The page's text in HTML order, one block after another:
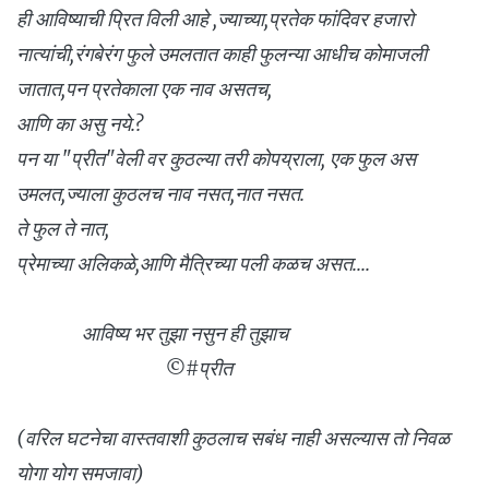
ही आविष्याची प्रित विली आहे ,ज्याच्या,प्रतेक फांदिवर हजारो
नात्यांची,रंगबेरंग फुले उमलतात काही फुलन्या आधीच कोमाजली
जातात,पन प्रतेकाला एक नाव असतच,
आणि का असु नये.?
पन या "प्रीत"वेली वर कुठल्या तरी कोपय्राला, एक फुल अस
उमलत,ज्याला कुठलच नाव नसत,नात नसत.
ते फुल ते नात,
प्रेमाच्या अलिकळे,आणि मैत्रिच्या पली कळच असत....
आविष्य भर तुझा नसुन ही तुझाच
©#प्रीत
(वरिल घटनेचा वास्तवाशी कुठलाच सबंध नाही असल्यास तो निवळ
योगा योग समजावा)